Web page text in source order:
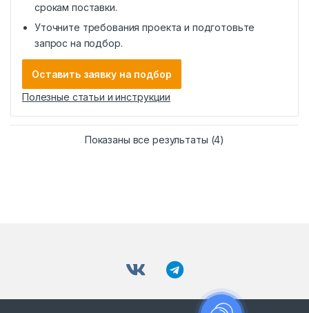
срокам поставки.
Уточните требования проекта и подготовьте
запрос на подбор.
Оставить заявку на подбор
Полезные статьи и инструкции
Показаны все результаты (4)